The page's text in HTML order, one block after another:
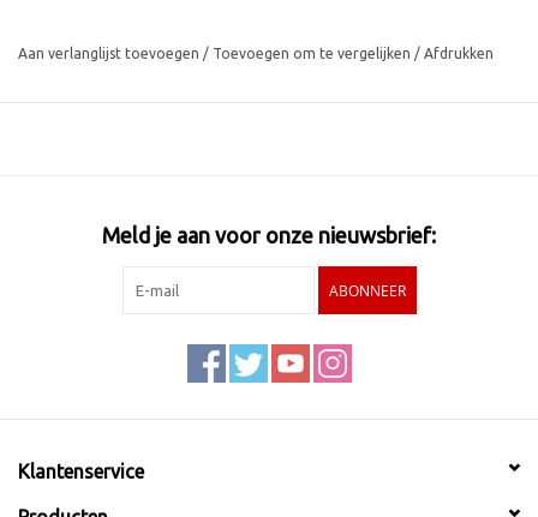
Aan verlanglijst toevoegen / Toevoegen om te vergelijken / Afdrukken
Meld je aan voor onze nieuwsbrief:
ABONNEER
Klantenservice